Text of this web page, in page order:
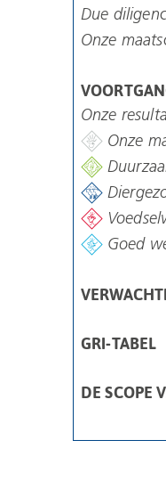
Due
Onze
Onze
Onze
Goed
GRI-TABEL
DE SCOPE